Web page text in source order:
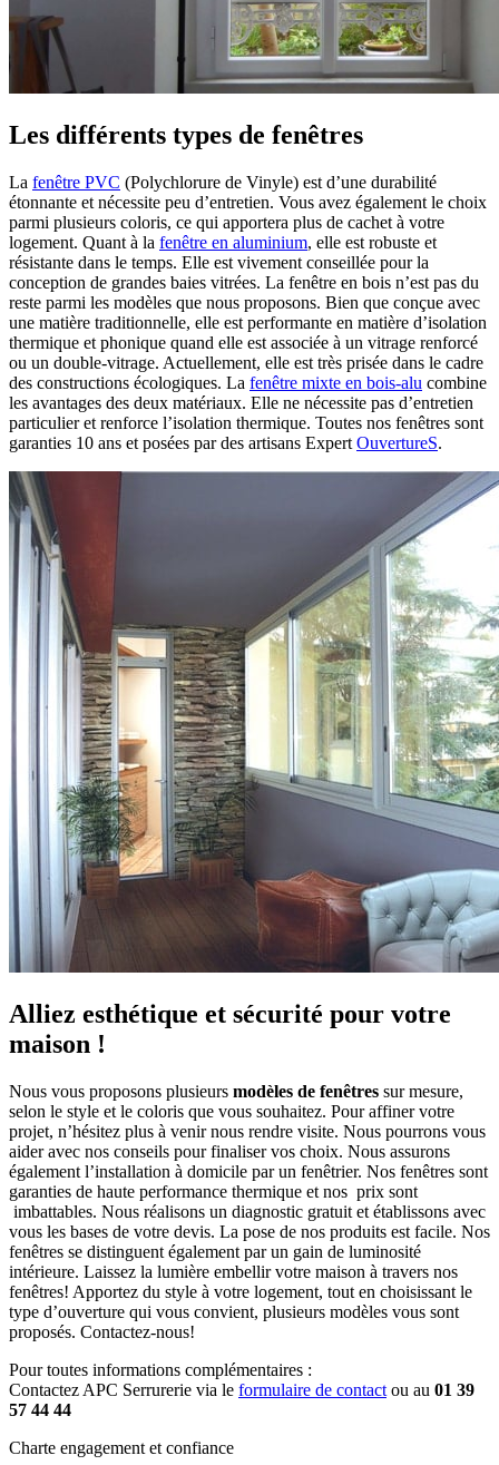
Les différents types de fenêtres
La fenêtre PVC (Polychlorure de Vinyle) est d’une durabilité
étonnante et nécessite peu d’entretien. Vous avez également le choix
parmi plusieurs coloris, ce qui apportera plus de cachet à votre
logement. Quant à la fenêtre en aluminium, elle est robuste et
résistante dans le temps. Elle est vivement conseillée pour la
conception de grandes baies vitrées. La fenêtre en bois n’est pas du
reste parmi les modèles que nous proposons. Bien que conçue avec
une matière traditionnelle, elle est performante en matière d’isolation
thermique et phonique quand elle est associée à un vitrage renforcé
ou un double-vitrage. Actuellement, elle est très prisée dans le cadre
des constructions écologiques. La fenêtre mixte en bois-alu combine
les avantages des deux matériaux. Elle ne nécessite pas d’entretien
particulier et renforce l’isolation thermique. Toutes nos fenêtres sont
garanties 10 ans et posées par des artisans Expert OuvertureS.
Alliez esthétique et sécurité pour votre
maison !
Nous vous proposons plusieurs modèles de fenêtres sur mesure,
selon le style et le coloris que vous souhaitez. Pour affiner votre
projet, n’hésitez plus à venir nous rendre visite. Nous pourrons vous
aider avec nos conseils pour finaliser vos choix. Nous assurons
également l’installation à domicile par un fenêtrier. Nos fenêtres sont
garanties de haute performance thermique et nos prix sont
imbattables. Nous réalisons un diagnostic gratuit et établissons avec
vous les bases de votre devis. La pose de nos produits est facile. Nos
fenêtres se distinguent également par un gain de luminosité
intérieure. Laissez la lumière embellir votre maison à travers nos
fenêtres! Apportez du style à votre logement, tout en choisissant le
type d’ouverture qui vous convient, plusieurs modèles vous sont
proposés. Contactez-nous!
Pour toutes informations complémentaires :
Contactez APC Serrurerie via le formulaire de contact ou au 01 39
57 44 44
Charte engagement et confiance